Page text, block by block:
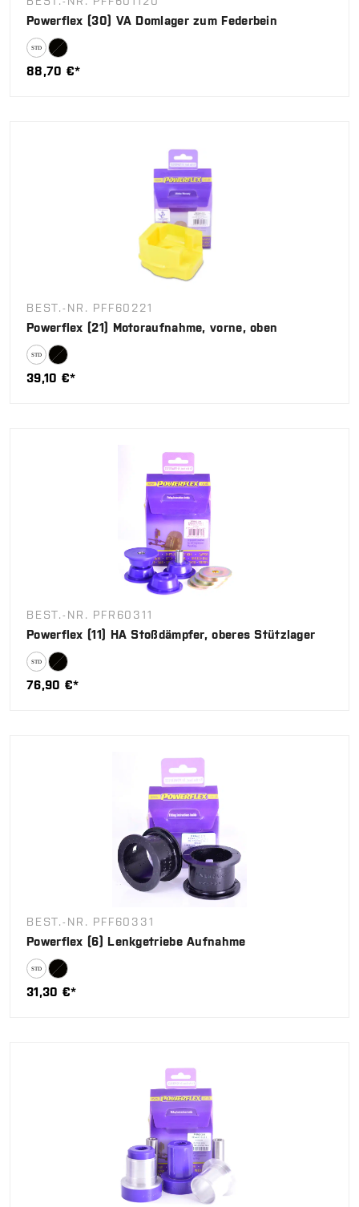
Powerflex (30) VA Domlager zum Federbein
88,70 €*
BEST.-NR. PFF60221
Powerflex (21) Motoraufnahme, vorne, oben
39,10 €*
BEST.-NR. PFR60311
Powerflex (11) HA Stoßdämpfer, oberes Stützlager
76,90 €*
BEST.-NR. PFF60331
Powerflex (6) Lenkgetriebe Aufnahme
31,30 €*